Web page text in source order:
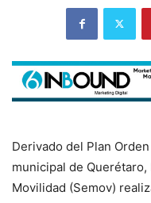
Derivado del Plan
municipal de
Movilidad (Semov)